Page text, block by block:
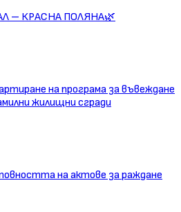
– КРАСНА ПОЛЯНА🌿
на програма за въвеждане
жилищни сгради
на актове за раждане